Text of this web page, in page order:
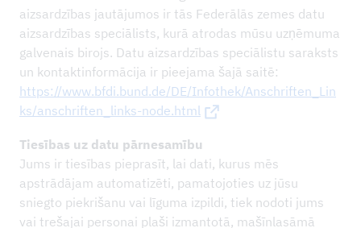
aizsardzības jautājumos ir tās Federālās zemes datu
aizsardzības speciālists, kurā atrodas mūsu uzņēmuma
galvenais birojs. Datu aizsardzības speciālistu saraksts
un kontaktinformācija ir pieejama šajā saitē:
https://www.bfdi.bund.de/DE/Infothek/Anschriften_Lin
ks/anschriften_links-node.html
Tiesības uz datu pārnesamību
Jums ir tiesības pieprasīt, lai dati, kurus mēs
apstrādājam automatizēti, pamatojoties uz jūsu
sniegto piekrišanu vai līguma izpildi, tiek nodoti jums
vai trešajai personai plaši izmantotā, mašīnlasāmā